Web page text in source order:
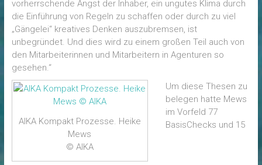
vorherrschende Angst der Inhaber, ein ungutes Klima durch
die Einführung von Regeln zu schaffen oder durch zu viel
„Gängelei“ kreatives Denken auszubremsen, ist
unbegründet. Und dies wird zu einem großen Teil auch von
den Mitarbeiterinnen und Mitarbeitern in Agenturen so
gesehen.“
AIKA Kompakt Prozesse. Heike
Mews
© AIKA
Um diese Thesen zu
belegen hatte Mews
im Vorfeld 77
BasisChecks und 15